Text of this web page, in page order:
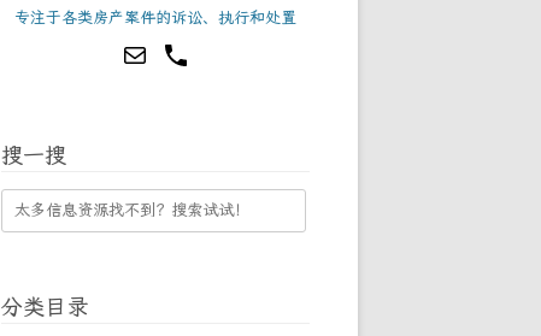
专注于各类房产案件的诉讼、执行和处置
搜一搜
分类目录